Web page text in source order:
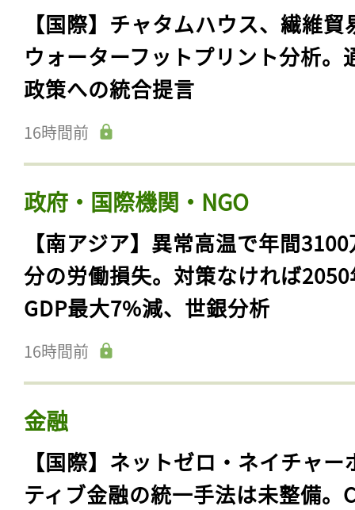
【国際】チャタムハウス、繊維貿
ウォーターフットプリント分析。
政策への統合提言
16時間前
政府・国際機関・NGO
【南アジア】異常高温で年間
分の労働損失。対策なければ
GDP最大7%減、世銀分析
16時間前
金融
【国際】ネットゼロ・ネイチャー
ティブ金融の統一手法は未整備。